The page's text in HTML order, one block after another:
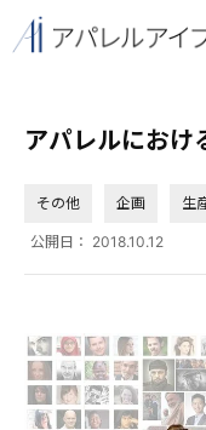
アパレルにおけ
その他 企画 生
公開日： 2018.10.12